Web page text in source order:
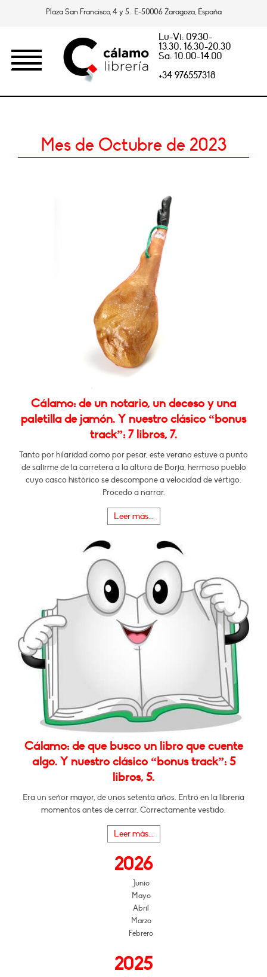
Plaza San Francisco, 4 y 5. E-50006 Zaragoza, España
Lu-Vi: 09.30-
13.30, 16.30-20.30
Sa: 10.00-14.00
+34 976557318
Mes de Octubre de 2023
Cálamo: de un notario, un deceso y una
paletilla de jamón. Y nuestro clásico “bonus
track”: 7 libros, 7.
Tanto por hilaridad como por pesar, este verano estuve a punto
de salirme de la carretera a la altura de Borja, hermoso pueblo
cuyo casco histórico se descompone a velocidad de vértigo.
Procedo a narrar.
Leer más...
Cálamo: de que busco un libro que cuente
algo. Y nuestro clásico “bonus track”: 5
libros, 5.
Era un señor mayor, de unos setenta años. Entró en la librería
momentos antes de cerrar. Correctamente vestido.
Leer más...
2026
Junio
Mayo
Abril
Marzo
Febrero
2025